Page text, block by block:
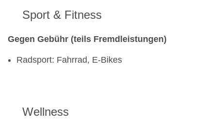
Sport & Fitness
Gegen Gebühr (teils Fremdleistungen)
Radsport: Fahrrad, E-Bikes
Wellness